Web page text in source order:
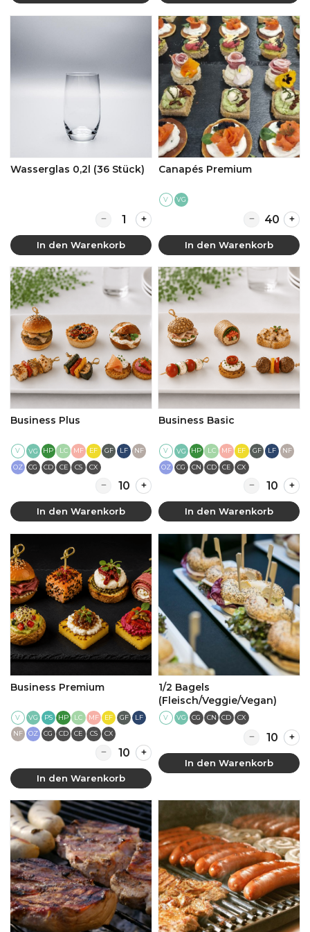
Wasserglas 0,2l (36 Stück)
Quantity for Wasserglas 0,2l (36 Stück)
In den Warenkorb
Canapés Premium
V VG
Quantity for
In den Warenkorb
Business Plus
V VG HP LC MF EF GF LF NF
OZ CG CD CE CS CX
Quantity for Business Plus
In den Warenkorb
Business Basic
V VG HP LC MF EF GF LF NF
OZ CG CN CD CE CX
Quantity for
In den Warenkorb
Business Premium
V VG PS HP LC MF EF GF LF
NF OZ CG CD CE CS CX
Quantity for Business Premium
In den Warenkorb
1/2 Bagels
(Fleisch/Veggie/Vegan)
V VG CG CN CD CX
Quantity for
In den Warenkorb